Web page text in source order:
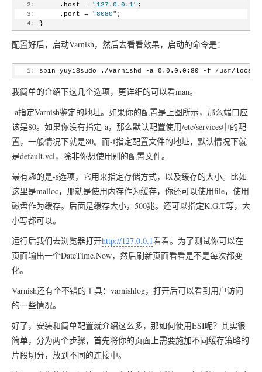
   2:
      .host =
"127.0.0.1" ;
   3:
      .port =
"8080" ;
   4:
}
配置好后，启动Varnish，然后去看看效果，启动的命令是：
   1:
sbin yuyi$sudo ./varnishd -a 0.0.0.0:80 -f /usr/local/
我简单的介绍下这几个选项，更详细的可以看man。
-a指定Varnish鉴定的地址。如果你的配置是上图所示，那么端口应
该是80。如果你没有指定-a，那么默认配置使用/etc/services中的配
置，一般情况下就是80。而-f指定配置文件的地址，默认情况下就
是default.vcl，除非你想使用别的配置文件。
最有趣的是-s选项，它用来指定存储方式，以及缓存的大小。比如
这里是malloc，那就是使用内存作为缓存，你还可以使用file，使用
磁盘作为缓存。后面是缓存大小，500兆。还可以指定K,G,T等，大
小写都可以。
运行后我们去浏览器打开http://127.0.0.1看看。为了测试你可以在
页面输出一个DateTime.Now，然后刷新页面看看是不是每次都变
化。
Varnish还有个不错的工具：varnishlog，打开后可以看到用户访问
的一些情况。
好了，安装和简单配置就介绍这么多，那如何使用ESI呢？其实很
简单，分为两个步骤，首先将你的页面上需要施加不同缓存策略的
片段切分，放到不同的连接中。